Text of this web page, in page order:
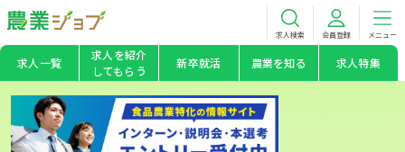
求人検索 会員登録 メニュー
求人一覧
求人を紹介
してもらう
新卒就活 農業を知る 求人特集